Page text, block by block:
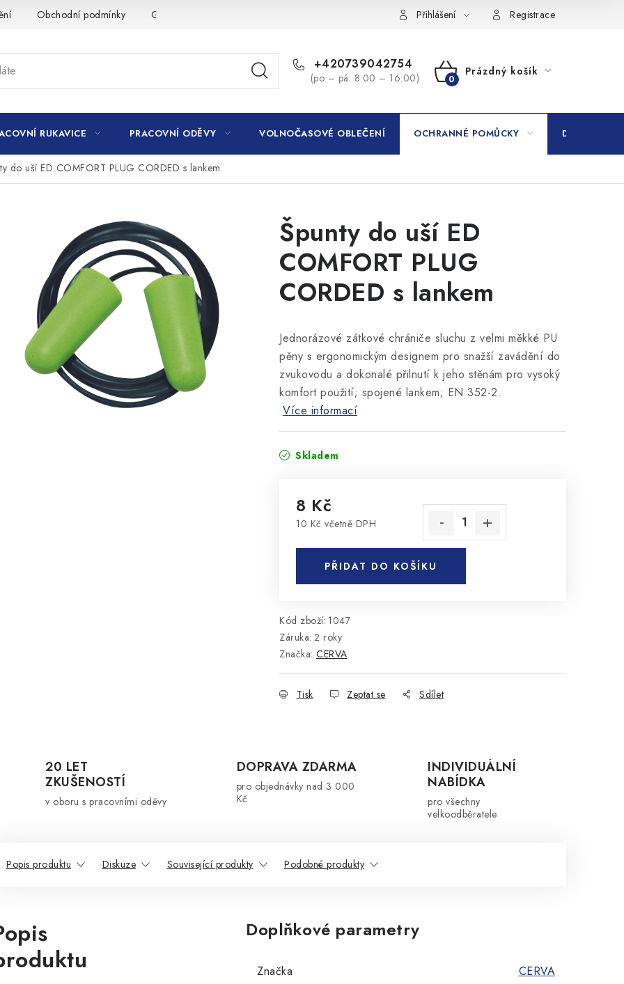
Obchodní podmínky GDPR Přihlášení Registrace
+420739042754
(po – pá: 8:00 – 16:00)
NÁKUPNÍ
Prázdný košík
RUKAVICE PRACOVNÍ ODĚVY VOLNOČASOVÉ OBLEČENÍ OCHRANNÉ POMŮCKY DROGERIE
do uší ED COMFORT PLUG CORDED s lankem
Špunty do uší ED
COMFORT PLUG
CORDED s lankem
Jednorázové zátkové chrániče sluchu z velmi měkké PU
pěny s ergonomickým designem pro snažší zavádění do
zvukovodu a dokonalé přilnutí k jeho stěnám pro vysoký
komfort použití; spojené lankem; EN 352-2.
Více informací
Skladem
8 Kč
10 Kč včetně DPH
PŘIDAT DO KOŠÍKU
Kód zboží: 1047
Záruka: 2 roky
Značka: CERVA
Tisk Zeptat se Sdílet
20 LET
ZKUŠENOSTÍ
v oboru s pracovními oděvy
DOPRAVA ZDARMA
pro objednávky nad 3 000
Kč
INDIVIDUÁLNÍ
NABÍDKA
pro všechny
velkoodběratele
Popis produktu Diskuze Související produkty Podobné produkty
Doplňkové parametry
Značka CERVA